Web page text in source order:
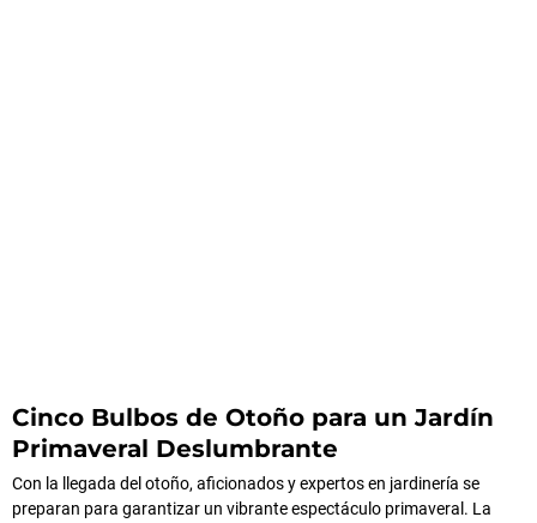
Cinco Bulbos de Otoño para un Jardín
Primaveral Deslumbrante
Con la llegada del otoño, aficionados y expertos en jardinería se
preparan para garantizar un vibrante espectáculo primaveral. La